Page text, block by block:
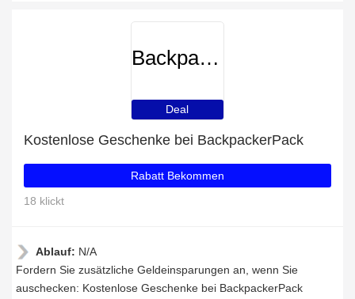
BackpackerPack
Deal
Kostenlose Geschenke bei BackpackerPack
Rabatt Bekommen
18 klickt
Ablauf: N/A
Fordern Sie zusätzliche Geldeinsparungen an, wenn Sie
auschecken: Kostenlose Geschenke bei BackpackerPack